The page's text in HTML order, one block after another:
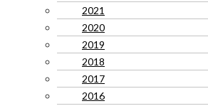
2021
2020
2019
2018
2017
2016